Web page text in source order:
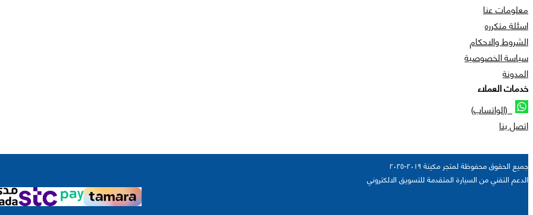
معلومات عنا
اسئلة متكرره
الشروط والاحكام
سياسة الخصوصية
المدونة
خدمات العملاء
(الواتساب)
اتصل بنا
جميع الحقوق محفوظة لمتجر مكينة ٢٠١٩-٢٠٢٥
الدعم التقني من السيارة المتقدمة للتسويق الالكتروني